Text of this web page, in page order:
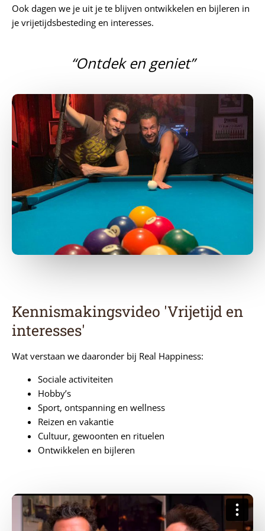
Ook dagen we je uit je te blijven ontwikkelen en bijleren in
je vrijetijdsbesteding en interesses.
“Ontdek en geniet”
Kennismakingsvideo 'Vrijetijd en
interesses'
Wat verstaan we daaronder bij Real Happiness:
Sociale activiteiten
Hobby’s
Sport, ontspanning en wellness
Reizen en vakantie
Cultuur, gewoonten en rituelen
Ontwikkelen en bijleren